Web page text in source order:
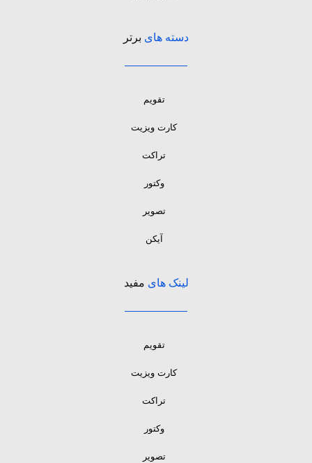
دسته های برتر
تقویم
کارت ویزیت
تراکت
وکتور
تصویر
آیکن
لینک های مفید
تقویم
کارت ویزیت
تراکت
وکتور
تصویر